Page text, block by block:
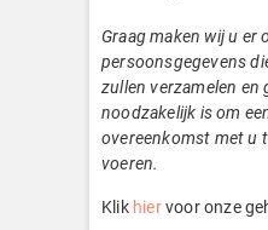
Graag maken wij u er
persoonsgegevens
zullen verzamelen
noodzakelijk is om
overeenkomst met u
voeren.
Klik hiervoor onze